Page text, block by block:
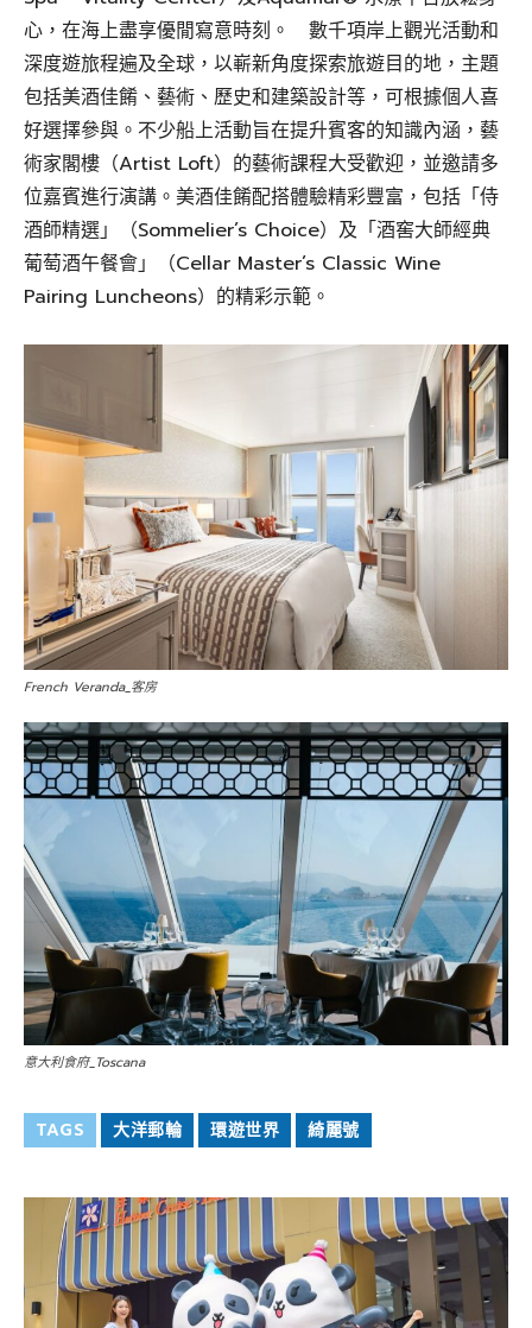
心，在海上盡享優閒寫意時刻。 數千項岸上觀光活動和
深度遊旅程遍及全球，以嶄新角度探索旅遊目的地，主題
包括美酒佳餚、藝術、歷史和建築設計等，可根據個人喜
好選擇參與。不少船上活動旨在提升賓客的知識內涵，藝
術家閣樓（Artist Loft）的藝術課程大受歡迎，並邀請多
位嘉賓進行演講。美酒佳餚配搭體驗精彩豐富，包括「侍
酒師精選」（Sommelier’s Choice）及「酒窖大師經典
葡萄酒午餐會」（Cellar Master’s Classic Wine
Pairing Luncheons）的精彩示範。
French Veranda_客房
意大利食府_Toscana
TAGS 大洋郵輪 環遊世界 綺麗號